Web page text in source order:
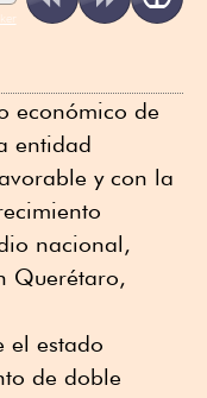
económico de
entidad
y con la
nacional,
Querétaro,
el estado
de doble